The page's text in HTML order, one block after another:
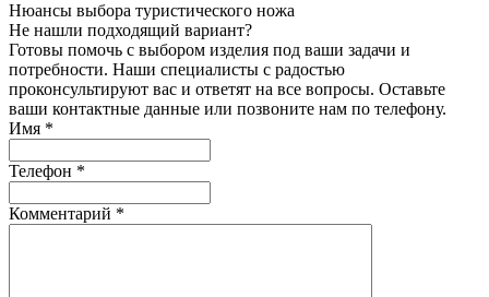
Нюансы выбора туристического ножа
Не нашли подходящий вариант?
Готовы помочь с выбором изделия под ваши задачи и
потребности. Наши специалисты с радостью
проконсультируют вас и ответят на все вопросы. Оставьте
ваши контактные данные или позвоните нам по телефону.
Имя *
Телефон *
Комментарий *